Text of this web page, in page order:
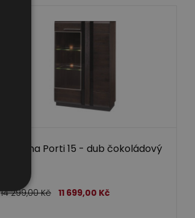
Vitrína Porti 15 - dub čokoládový
14 299,00Kč 11 699,00 Kč